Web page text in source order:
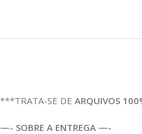
***TRATA-SE DE ARQUIVOS
—- SOBRE A ENTREGA —-